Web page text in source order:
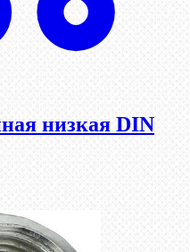
низкая DIN